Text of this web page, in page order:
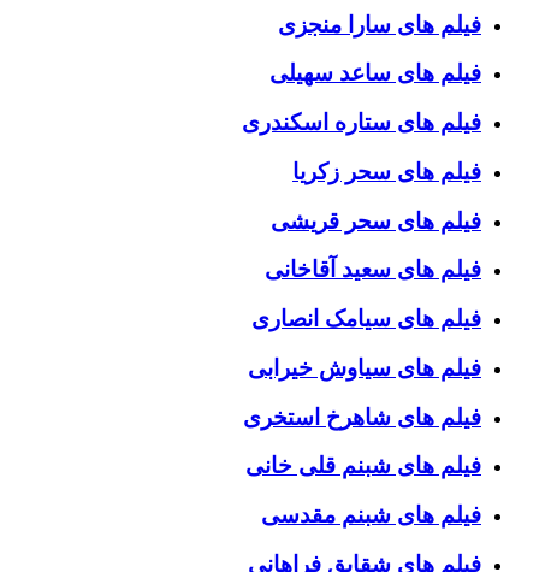
فیلم های سارا منجزی
فیلم های ساعد سهیلی
فیلم های ستاره اسکندری
فیلم های سحر زکریا
فیلم های سحر قریشی
فیلم های سعید آقاخانی
فیلم های سیامک انصاری
فیلم های سیاوش خیرابی
فیلم های شاهرخ استخری
فیلم های شبنم قلی خانی
فیلم های شبنم مقدسی
فیلم های شقایق فراهانی